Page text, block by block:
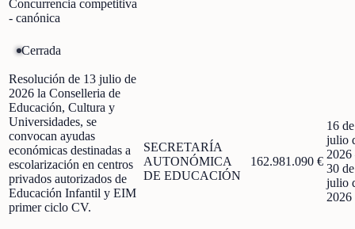
Concurrencia competitiva
- canónica
Cerrada
Resolución de 13 julio de
2026 la Conselleria de
Educación, Cultura y
Universidades, se
convocan ayudas
económicas destinadas a
escolarización en centros
privados autorizados de
Educación Infantil y EIM
primer ciclo CV.
SECRETARÍA
AUTONÓMICA
DE EDUCACIÓN
162.981.090 €
16 de
julio
2026
30 de
julio
2026